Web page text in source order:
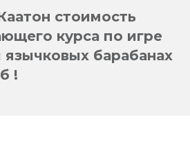
стоимость
курса по игре
язычковых барабанах
!